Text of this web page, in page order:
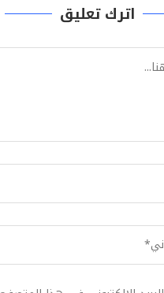
اترك تعليق